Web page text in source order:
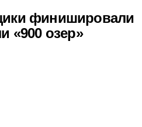
финишировали
«900 озер»